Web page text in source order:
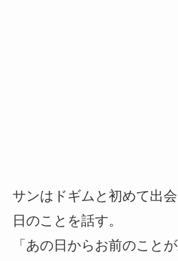
サンはドギムと初めて出
日のことを話す。
「あの日からお前のこと